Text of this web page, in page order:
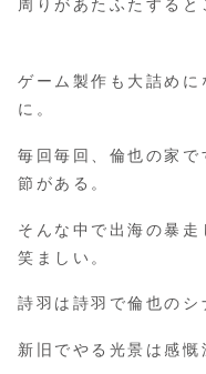
周りがあたふたすると
ゲーム製作も大詰めに
に。
毎回毎回、倫也の家で
節がある。
そんな中で出海の暴
笑ましい。
詩羽は詩羽で倫也のシ
新旧でやる光景は感慨